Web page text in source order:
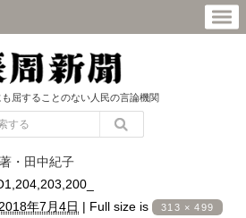
屈することのない人民の言論機関
・田中紀子
2018年7月4日 | Full size is 313 × 499